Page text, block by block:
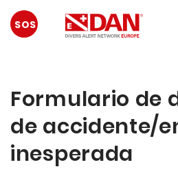
EMERGENCIA
Formulario de
de accidente/
inesperada